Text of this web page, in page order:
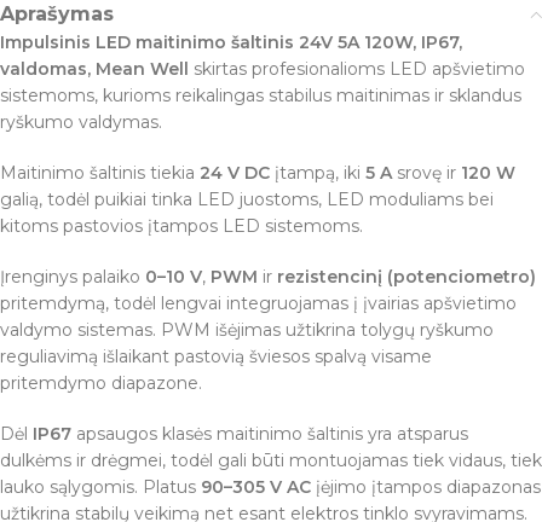
Aprašymas
Impulsinis LED maitinimo šaltinis 24V 5A 120W, IP67,
valdomas, Mean Well skirtas profesionalioms LED apšvietimo
sistemoms, kurioms reikalingas stabilus maitinimas ir sklandus
ryškumo valdymas.
Maitinimo šaltinis tiekia 24 V DC įtampą, iki 5 A srovę ir 120 W
galią, todėl puikiai tinka LED juostoms, LED moduliams bei
kitoms pastovios įtampos LED sistemoms.
Įrenginys palaiko 0–10 V, PWM ir rezistencinį (potenciometro)
pritemdymą, todėl lengvai integruojamas į įvairias apšvietimo
valdymo sistemas. PWM išėjimas užtikrina tolygų ryškumo
reguliavimą išlaikant pastovią šviesos spalvą visame
pritemdymo diapazone.
Dėl IP67 apsaugos klasės maitinimo šaltinis yra atsparus
dulkėms ir drėgmei, todėl gali būti montuojamas tiek vidaus, tiek
lauko sąlygomis. Platus 90–305 V AC įėjimo įtampos diapazonas
užtikrina stabilų veikimą net esant elektros tinklo svyravimams.